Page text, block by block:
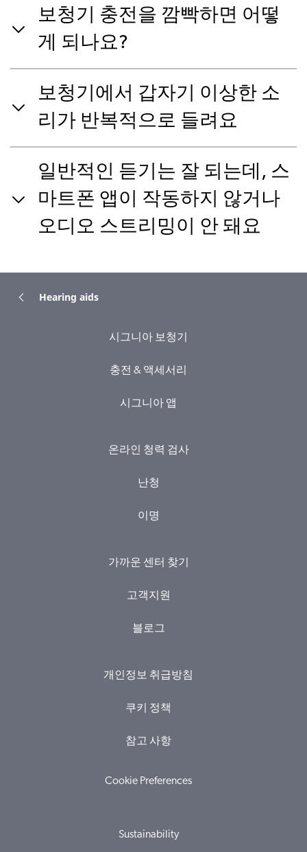
보청기 충전을 깜빡하면 어떻
게 되나요?
보청기에서 갑자기 이상한 소
리가 반복적으로 들려요
일반적인 듣기는 잘 되는데, 스
마트폰 앱이 작동하지 않거나
오디오 스트리밍이 안 돼요
Hearing aids
시그니아 보청기
충전 & 액세서리
시그니아 앱
온라인 청력 검사
난청
이명
가까운 센터 찾기
고객지원
블로그
개인정보 취급방침
쿠키 정책
참고 사항
Cookie Preferences
Sustainability